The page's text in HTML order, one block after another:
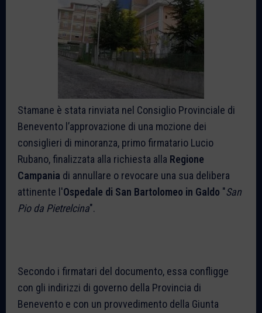
Stamane è stata rinviata nel Consiglio Provinciale di
Benevento l’approvazione di una mozione dei
consiglieri di minoranza, primo firmatario Lucio
Rubano, finalizzata alla richiesta alla Regione
Campania di annullare o revocare una sua delibera
attinente l'Ospedale di San Bartolomeo in Galdo "San
Pio da Pietrelcina".
Secondo i firmatari del documento, essa confligge
con gli indirizzi di governo della Provincia di
Benevento e con un provvedimento della Giunta